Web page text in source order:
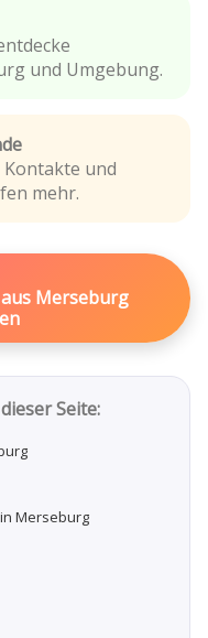
und Umgebung.
Kontakte und
mehr.
Merseburg
Seite:
Merseburg